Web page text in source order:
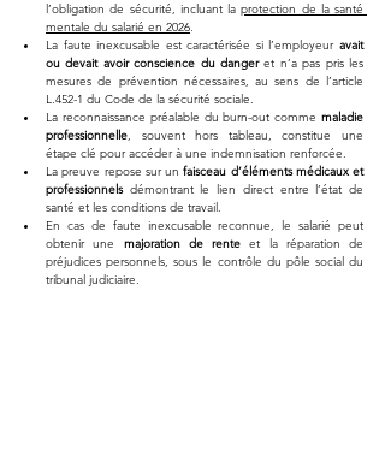
l’obligation de sécurité, incluant la protection de la santé
mentale du salarié en 2026.
La faute inexcusable est caractérisée si l’employeur avait
ou devait avoir conscience du danger et n’a pas pris les
mesures de prévention nécessaires, au sens de l’article
L.452-1 du Code de la sécurité sociale.
La reconnaissance préalable du burn-out comme maladie
professionnelle, souvent hors tableau, constitue une
étape clé pour accéder à une indemnisation renforcée.
La preuve repose sur un faisceau d’éléments médicaux et
professionnels démontrant le lien direct entre l’état de
santé et les conditions de travail.
En cas de faute inexcusable reconnue, le salarié peut
obtenir une majoration de rente et la réparation de
préjudices personnels, sous le contrôle du pôle social du
tribunal judiciaire.